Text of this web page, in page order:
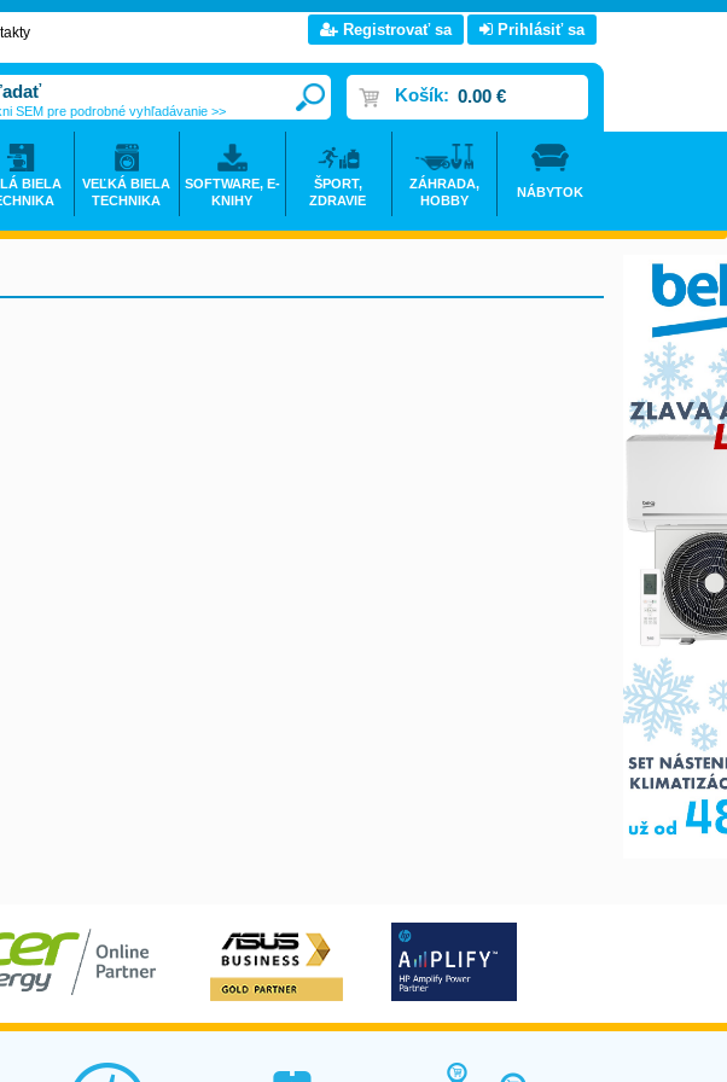
Registrovať sa Prihlásiť sa
Košík: 0.00 €
SEM pre podrobné vyhľadávanie >>
BIELA
VEĽKÁ BIELA
TECHNIKA
SOFTWARE, E-
KNIHY
ŠPORT,
ZDRAVIE
ZÁHRADA,
HOBBY
NÁBYTOK